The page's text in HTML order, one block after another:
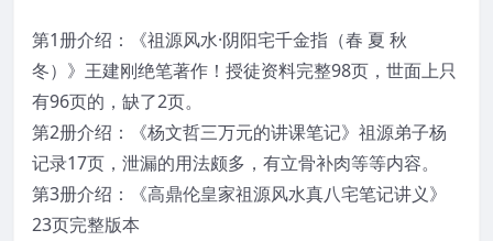
第1册介绍：《祖源风水·阴阳宅千金指（春 夏 秋
冬）》王建刚绝笔著作！授徒资料完整98页，世面上只
有96页的，缺了2页。
第2册介绍：《杨文哲三万元的讲课笔记》祖源弟子杨
记录17页，泄漏的用法颇多，有立骨补肉等等内容。
第3册介绍：《高鼎伦皇家祖源风水真八宅笔记讲义》
23页完整版本